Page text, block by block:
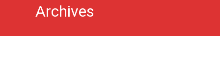
Archives